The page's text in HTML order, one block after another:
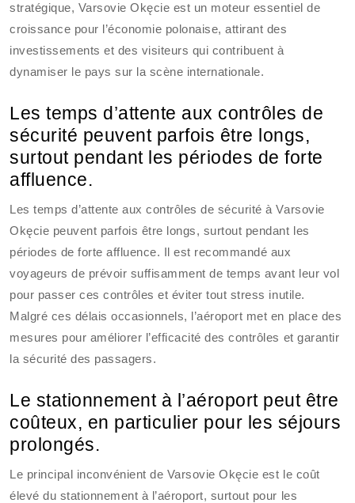
stratégique, Varsovie Okęcie est un moteur essentiel de
croissance pour l’économie polonaise, attirant des
investissements et des visiteurs qui contribuent à
dynamiser le pays sur la scène internationale.
Les temps d’attente aux contrôles de
sécurité peuvent parfois être longs,
surtout pendant les périodes de forte
affluence.
Les temps d’attente aux contrôles de sécurité à Varsovie
Okęcie peuvent parfois être longs, surtout pendant les
périodes de forte affluence. Il est recommandé aux
voyageurs de prévoir suffisamment de temps avant leur vol
pour passer ces contrôles et éviter tout stress inutile.
Malgré ces délais occasionnels, l’aéroport met en place des
mesures pour améliorer l’efficacité des contrôles et garantir
la sécurité des passagers.
Le stationnement à l’aéroport peut être
coûteux, en particulier pour les séjours
prolongés.
Le principal inconvénient de Varsovie Okęcie est le coût
élevé du stationnement à l’aéroport, surtout pour les